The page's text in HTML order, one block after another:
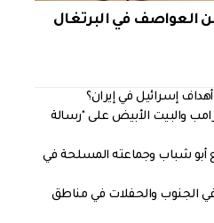
العواصف في البرتغال
إسرائيل في إيران؟
والبيت الأبيض على "رسالة
أبو شباب وجماعته المسلحة في
في الجنوب والحفلات في مناطق